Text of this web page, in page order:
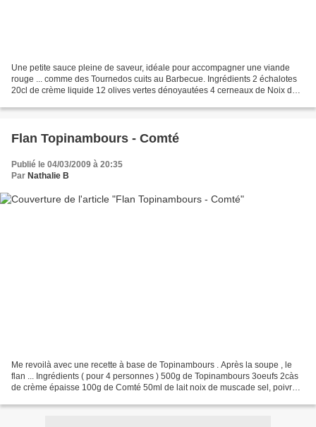
Une petite sauce pleine de saveur, idéale pour accompagner une viande
rouge ... comme des Tournedos cuits au Barbecue. Ingrédients 2 échalotes
20cl de crème liquide 12 olives vertes dénoyautées 4 cerneaux de Noix du
Flan Topinambours - Comté
Publié le 04/03/2009 à 20:35
Par Nathalie B
Me revoilà avec une recette à base de Topinambours . Après la soupe , le
flan ... Ingrédients ( pour 4 personnes ) 500g de Topinambours 3oeufs 2càs
de crème épaisse 100g de Comté 50ml de lait noix de muscade sel, poivre